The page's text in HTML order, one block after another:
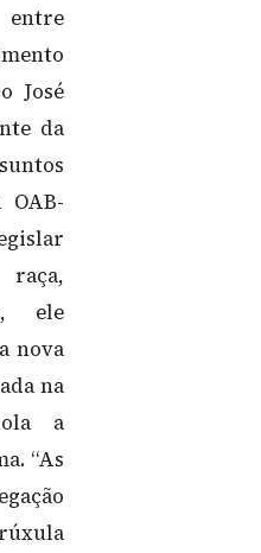
José
da
ele
nova
na
a
“As